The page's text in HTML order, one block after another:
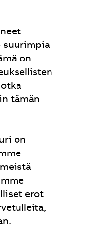
suurimpia
on
tämän
on
erot